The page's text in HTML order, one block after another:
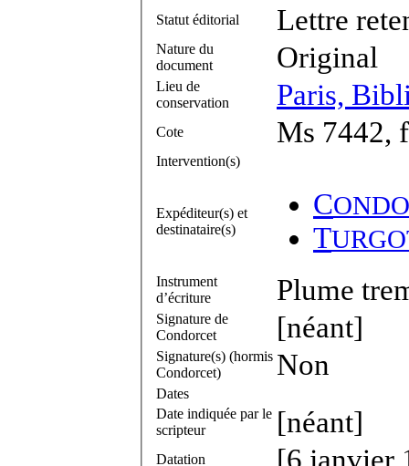
Statut éditorial Lettre
Nature du
document
Original
Lieu de
conservation
Paris,
Cote Ms 7442,
Intervention(s)
Expéditeur(s) et
destinataire(s)
C
T
Instrument
d’écriture
Plume
Signature de
Condorcet
[néant]
Signature(s) (hormis
Condorcet)
Non
Dates
Date indiquée par le
scripteur
[néant]
Datation